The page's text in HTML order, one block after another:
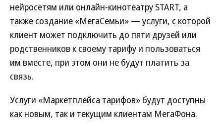
нейросетям или онлайн-кинотеатру START, а
также создание «МегаСемьи» — услуги, с которой
клиент может подключить до пяти друзей или
родственников к своему тарифу и пользоваться
им вместе, при этом они не будут платить за
связь.
Услуги «Маркетплейса тарифов» будут доступны
как новым, так и текущим клиентам МегаФона.